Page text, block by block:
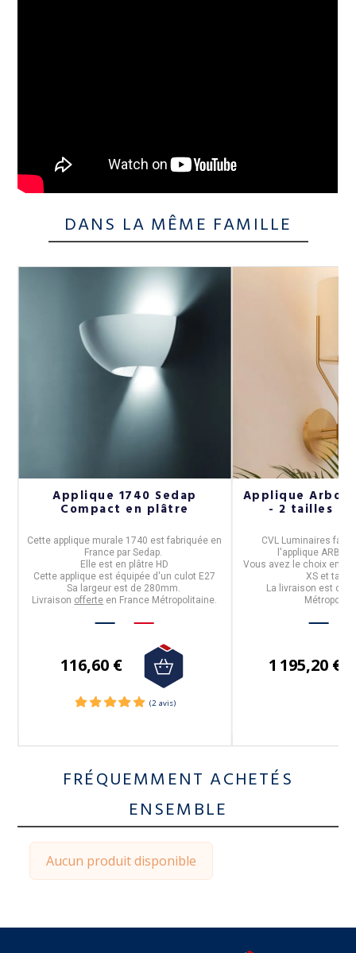
DANS LA MÊME FAMILLE
Applique 1740 Sedap
Compact en plâtre
Cette applique murale 1740 est fabriquée en
France parSedap.
Elle est en plâtre HD
Cette applique est équipée d'un culot E27
Sa largeur est de 280mm.
Livraison offerte en France Métropolitaine.
116,60 €
Applique
- 2 tailles 8
CVL Luminaires
l'applique
Vous avez le choix entre
XS et taille
La livraison est
1 195,20 €
FRÉQUEMMENT ACHETÉS
ENSEMBLE
Aucun produit disponible